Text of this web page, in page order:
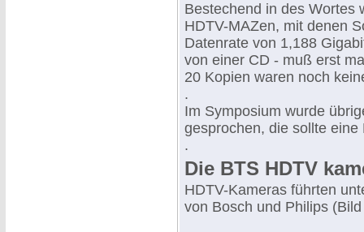
Bestechend in des Wortes
HDTV-MAZen, mit denen
Datenrate von 1,188
von einer CD - muß erst
20 Kopien waren noch
.
Im Symposium wurde
gesprochen, die sollte
.
Die BTS HDTV
HDTV-Kameras führten
von Bosch und Philips